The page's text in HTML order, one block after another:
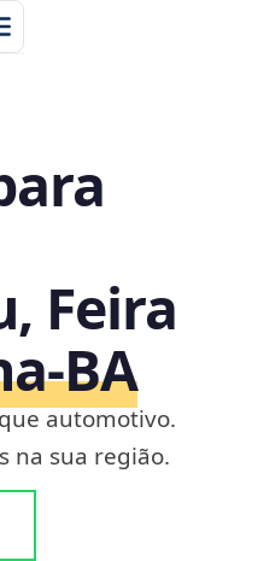
Feira
automotivo.
na sua região.